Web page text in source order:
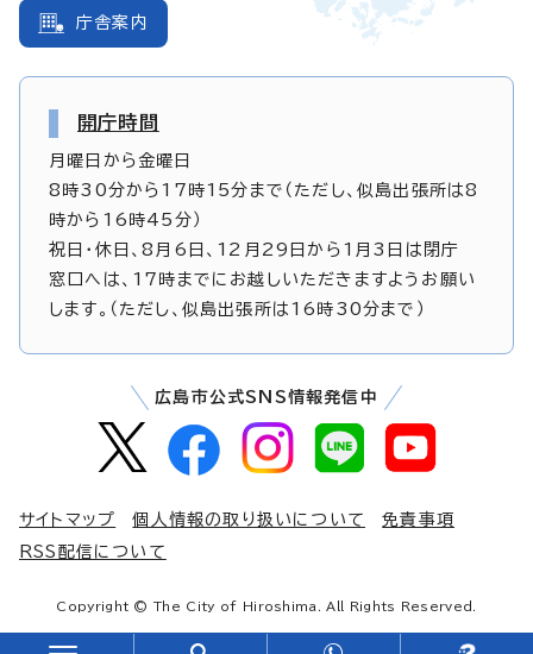
庁舎案内
開庁時間
月曜日から金曜日
8時30分から17時15分まで（ただし、似島出張所は8
時から16時45分）
祝日・休日、8月6日、12月29日から1月3日は閉庁
窓口へは、17時までにお越しいただきますようお願い
します。（ただし、似島出張所は16時30分まで）
広島市公式SNS情報発信中
サイトマップ 個人情報の取り扱いについて
免責事項
RSS配信について
Copyright © The City of Hiroshima. All Rights Reserved.